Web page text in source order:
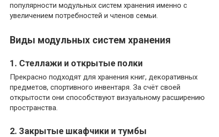
популярности модульных систем хранения именно с
увеличением потребностей и членов семьи.
Виды модульных систем хранения
1. Стеллажи и открытые полки
Прекрасно подходят для хранения книг, декоративных
предметов, спортивного инвентаря. За счёт своей
открытости они способствуют визуальному расширению
пространства.
2. Закрытые шкафчики и тумбы